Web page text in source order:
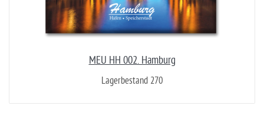
MEU HH 002. Hamburg
Lagerbestand 270